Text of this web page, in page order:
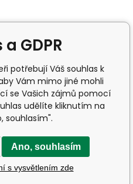
GDPR
potřebují Váš souhlas k
Vám mimo jiné mohli
se Vašich zájmů pomocí
udělíte kliknutím na
souhlasím".
Ano, souhlasím
s vysvětlením zde